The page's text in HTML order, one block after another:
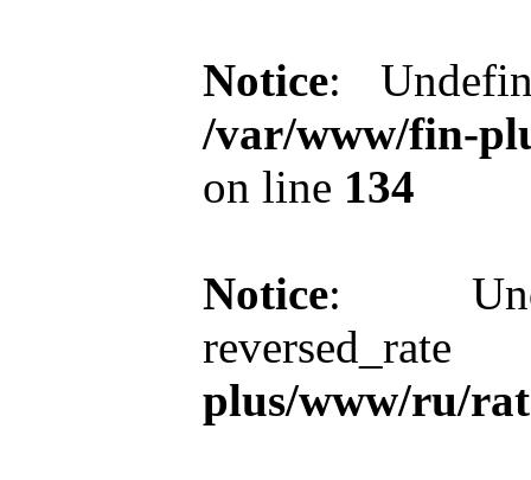
Notice:
/var/www/fin-
on line 134
Notice:
plus/www/ru/